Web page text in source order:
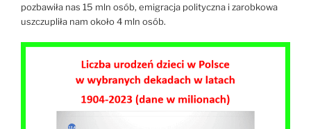
pozbawiła nas 15 mln osób, emigracja polityczna i zarobkowa
uszczupliła nam około 4 mln osób.